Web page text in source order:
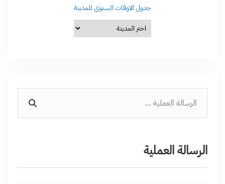
جدول الاوقات السنوي للمدينة
الرسالة العملية